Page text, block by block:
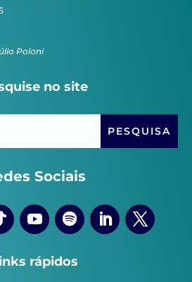
Poloni
no site
Sociais
rápidos